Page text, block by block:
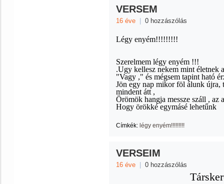
VERSEM
16 éve 0 hozzászólás
Légy enyém!!!!!!!!!
Szerelmem légy enyém !!!
.Ugy kellesz nekem mint életnek
"Vagy ," és mégsem tapint ható
Jön egy nap mikor föl álunk újra,
mindent átt ,
Örömök hangja messze száll , az
Hogy örökké egymásé lehetűnk
Címkék: légy enyém!!!!!!!!!
VERSEIM
16 éve 0 hozzászólás